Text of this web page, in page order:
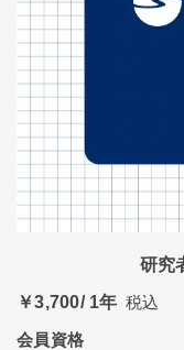
研究
￥3,700/ 1年 税込
会員資格